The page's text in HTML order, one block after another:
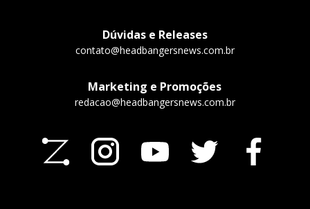
Dúvidas e Releases
contato@headbangersnews.com.br
Marketing e Promoções
redacao@headbangersnews.com.br